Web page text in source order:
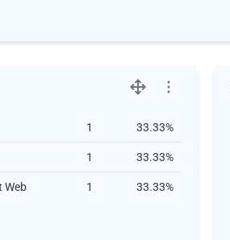
1 33.33%
1 33.33%
Web 1 33.33%